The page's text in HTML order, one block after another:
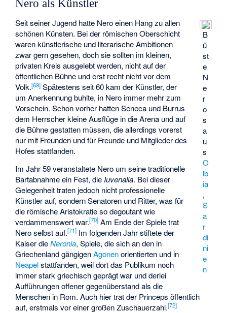
Nero als Künstler
B
ü
st
e
N
e
r
o
s
a
u
s
O
lb
ia
,
S
a
r
di
ni
e
n
Seit seiner Jugend hatte Nero einen Hang zu allen
schönen Künsten. Bei der römischen Oberschicht
waren künstlerische und literarische Ambitionen
zwar gern gesehen, doch sie sollten im kleinen,
privaten Kreis ausgelebt werden, nicht auf der
öffentlichen Bühne und erst recht nicht vor dem
Volk.[69] Spätestens seit 60 kam der Künstler, der
um Anerkennung buhlte, in Nero immer mehr zum
Vorschein. Schon vorher hatten Seneca und Burrus
dem Herrscher kleine Ausflüge in die Arena und auf
die Bühne gestatten müssen, die allerdings vorerst
nur mit Freunden und für Freunde und Mitglieder des
Hofes stattfanden.
Im Jahr 59 veranstaltete Nero um seine traditionelle
Bartabnahme ein Fest, die Iuvenalia. Bei dieser
Gelegenheit traten jedoch nicht professionelle
Künstler auf, sondern Senatoren und Ritter, was für
die römische Aristokratie so degoutant wie
verdammenswert war.[70] Am Ende der Spiele trat
Nero selbst auf.[71] Im folgenden Jahr stiftete der
Kaiser dieNeronia, Spiele, die sich an den in
Griechenland gängigenAgonenorientierten und in
Neapelstattfanden, weil dort das Publikum noch
immer stark griechisch geprägt war und derlei
Aufführungen offener gegenüberstand als die
Menschen in Rom. Auch hier trat der Princeps öffentlich
auf, erstmals vor einer großen Zuschauerzahl.[72]